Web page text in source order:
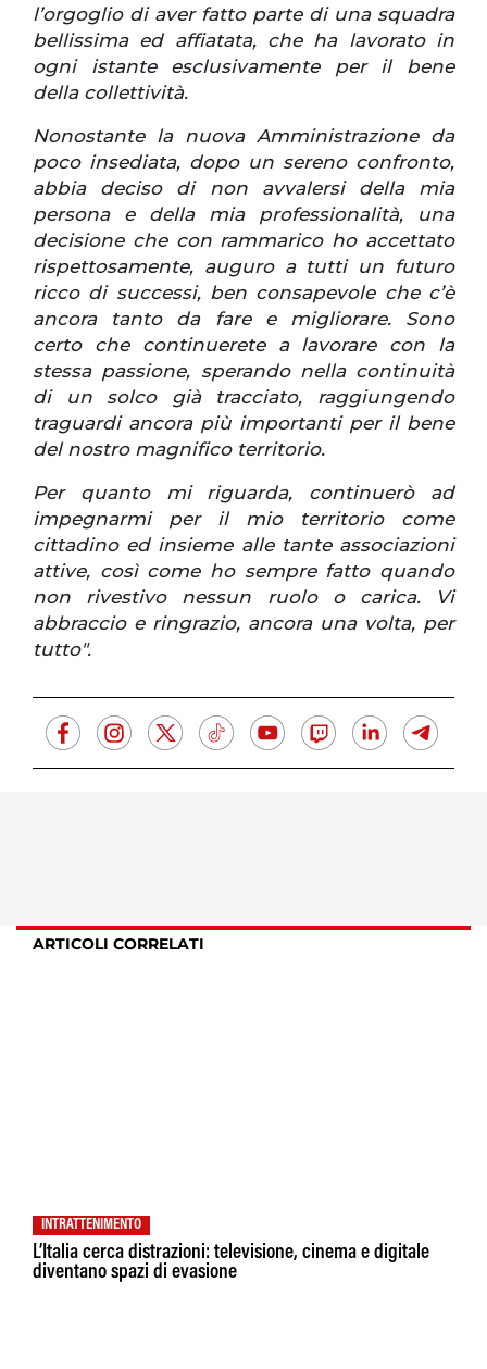
l’orgoglio di aver fatto parte di una squadra
bellissima ed affiatata, che ha lavorato in
ogni istante esclusivamente per il bene
della collettività.
Nonostante la nuova Amministrazione da
poco insediata, dopo un sereno confronto,
abbia deciso di non avvalersi della mia
persona e della mia professionalità, una
decisione che con rammarico ho accettato
rispettosamente, auguro a tutti un futuro
ricco di successi, ben consapevole che c’è
ancora tanto da fare e migliorare. Sono
certo che continuerete a lavorare con la
stessa passione, sperando nella continuità
di un solco già tracciato, raggiungendo
traguardi ancora più importanti per il bene
del nostro magnifico territorio.
Per quanto mi riguarda, continuerò ad
impegnarmi per il mio territorio come
cittadino ed insieme alle tante associazioni
attive, così come ho sempre fatto quando
non rivestivo nessun ruolo o carica. Vi
abbraccio e ringrazio, ancora una volta, per
tutto".
ARTICOLI CORRELATI
INTRATTENIMENTO
L’Italia cerca distrazioni: televisione, cinema e digitale
diventano spazi di evasione